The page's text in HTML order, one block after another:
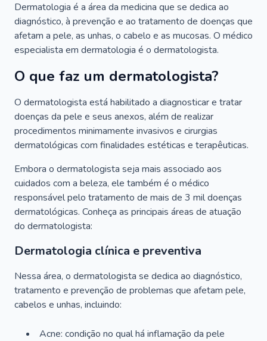
Dermatologia é a área da medicina que se dedica ao
diagnóstico, à prevenção e ao tratamento de doenças que
afetam a pele, as unhas, o cabelo e as mucosas. O médico
especialista em dermatologia é o dermatologista.
O que faz um dermatologista?
O dermatologista está habilitado a diagnosticar e tratar
doenças da pele e seus anexos, além de realizar
procedimentos minimamente invasivos e cirurgias
dermatológicas com finalidades estéticas e terapêuticas.
Embora o dermatologista seja mais associado aos
cuidados com a beleza, ele também é o médico
responsável pelo tratamento de mais de 3 mil doenças
dermatológicas. Conheça as principais áreas de atuação
do dermatologista:
Dermatologia clínica e preventiva
Nessa área, o dermatologista se dedica ao diagnóstico,
tratamento e prevenção de problemas que afetam pele,
cabelos e unhas, incluindo:
Acne: condição no qual há inflamação da pele